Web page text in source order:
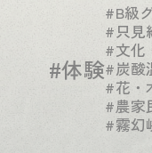
#体験
#B級
#只見
#文化
#炭酸
#花・
#農家
#霧幻